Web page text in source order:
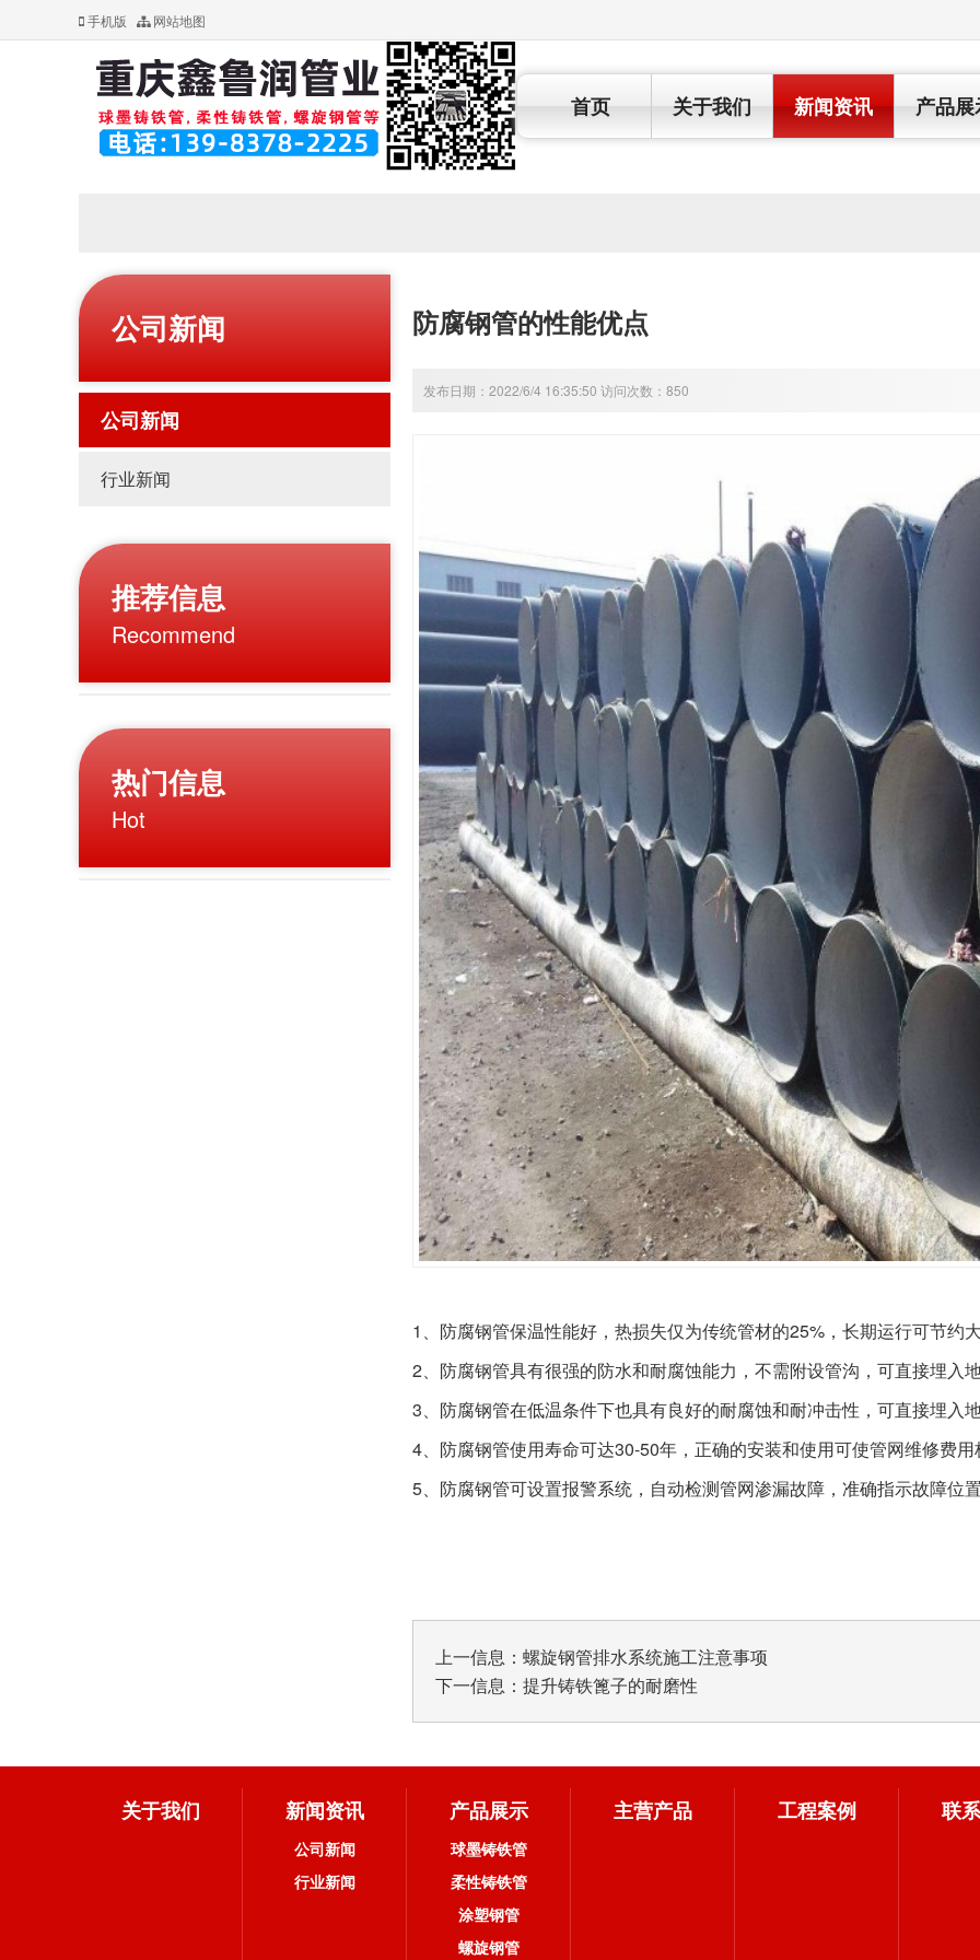
手机版 网站地图
产品展
新闻资讯
关于我们
首页
公司新闻
公司新闻
行业新闻
推荐信息
Recommend
热门信息
Hot
防腐钢管的性能优点
发布日期：2022/6/4 16:35:50 访问次数：850
1 防腐钢管保温性能好，热损失仅为传统管材的25% ，长期运行可节约
2 防腐钢管具有很强的防水和耐腐蚀能力，不需附设管沟，可直接埋入
3 防腐钢管在低温条件下也具有良好的耐腐蚀和耐冲击性，可直接埋入
4 防腐钢管使用寿命可达30-50年，正确的安装和使用可使管网维修费用
5 防腐钢管可设置报警系统，自动检测管网渗漏故障，准确指示故障位
上一信息： 螺旋钢管排水系统施工注意事项
下一信息： 提升铸铁篦子的耐磨性
关于我们 新闻资讯
公司新闻
行业新闻
产品展示
球墨铸铁管
柔性铸铁管
涂塑钢管
螺旋钢管
主营产品 工程案例 联